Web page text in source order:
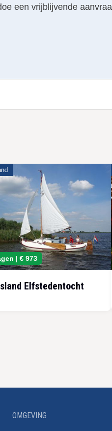
een vrijblijvende
|€ 973
Elfstedentocht
OMGEVING